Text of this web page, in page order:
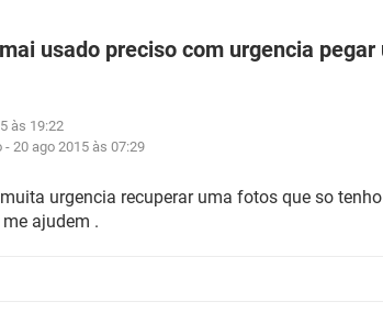
usado preciso com urgencia
às 19:22
-20 ago 2015 às 07:29
urgencia recuperar uma fotos que so
ajudem .